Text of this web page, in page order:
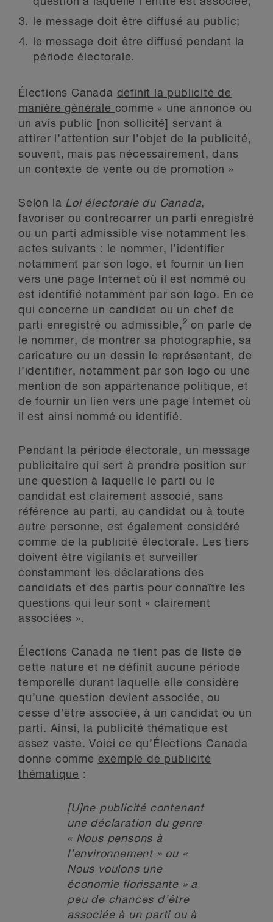
le message doit être diffusé au public;
le message doit être diffusé pendant la
période électorale.
Élections Canada définit la publicité de
manière générale comme « une annonce ou
un avis public [non sollicité] servant à
attirer l’attention sur l’objet de la publicité,
souvent, mais pas nécessairement, dans
un contexte de vente ou de promotion »
Selon la Loi électorale du Canada,
favoriser ou contrecarrer un parti enregistré
ou un parti admissible vise notamment les
actes suivants : le nommer, l’identifier
notamment par son logo, et fournir un lien
vers une page Internet où il est nommé ou
est identifié notamment par son logo. En ce
qui concerne un candidat ou un chef de
parti enregistré ou admissible,2 on parle de
le nommer, de montrer sa photographie, sa
caricature ou un dessin le représentant, de
l’identifier, notamment par son logo ou une
mention de son appartenance politique, et
de fournir un lien vers une page Internet où
il est ainsi nommé ou identifié.
Pendant la période électorale, un message
publicitaire qui sert à prendre position sur
une question à laquelle le parti ou le
candidat est clairement associé, sans
référence au parti, au candidat ou à toute
autre personne, est également considéré
comme de la publicité électorale. Les tiers
doivent être vigilants et surveiller
constamment les déclarations des
candidats et des partis pour connaître les
questions qui leur sont « clairement
associées ».
Élections Canada ne tient pas de liste de
cette nature et ne définit aucune période
temporelle durant laquelle elle considère
qu’une question devient associée, ou
cesse d’être associée, à un candidat ou un
parti. Ainsi, la publicité thématique est
assez vaste. Voici ce qu’Élections Canada
donne comme exemple de publicité
thématique :
[U]ne publicité contenant
une déclaration du genre
« Nous pensons à
l’environnement » ou «
Nous voulons une
économie florissante » a
peu de chances d’être
associée à un parti ou à